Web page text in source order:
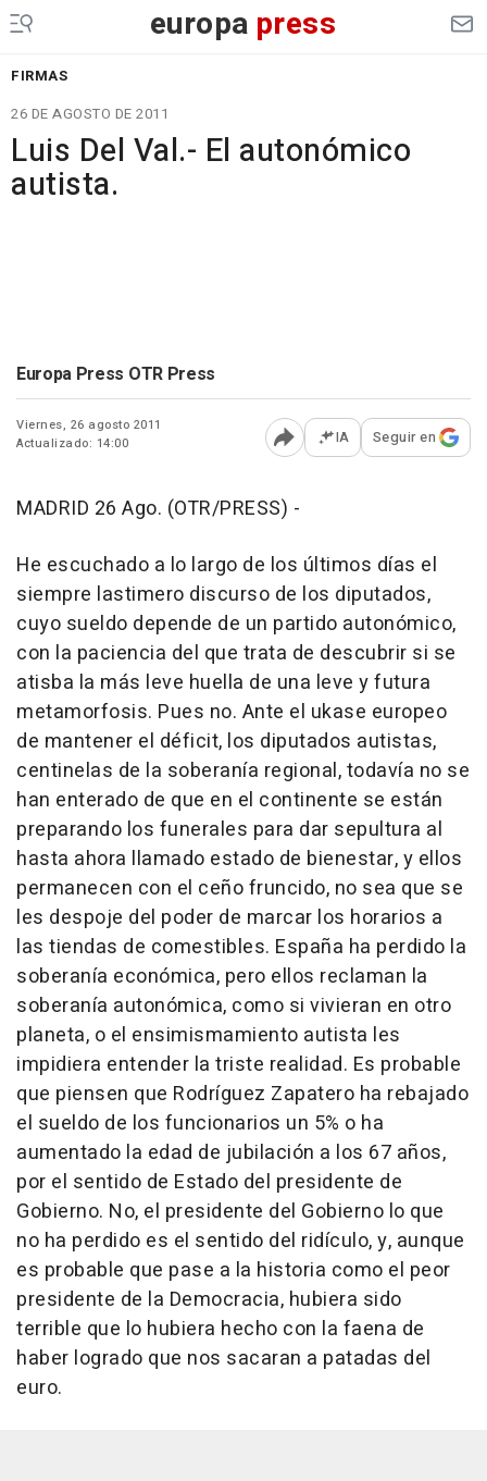
europa press
FIRMAS
26 DE AGOSTO DE 2011
Luis Del Val.- El autonómico
autista.
Europa Press OTR Press
Viernes, 26 agosto 2011
Actualizado: 14:00
Abrir opciones para
IA Seguir en
MADRID 26 Ago. (OTR/PRESS) -
He escuchado a lo largo de los últimos días el
siempre lastimero discurso de los diputados,
cuyo sueldo depende de un partido autonómico,
con la paciencia del que trata de descubrir si se
atisba la más leve huella de una leve y futura
metamorfosis. Pues no. Ante el ukase europeo
de mantener el déficit, los diputados autistas,
centinelas de la soberanía regional, todavía no se
han enterado de que en el continente se están
preparando los funerales para dar sepultura al
hasta ahora llamado estado de bienestar, y ellos
permanecen con el ceño fruncido, no sea que se
les despoje del poder de marcar los horarios a
las tiendas de comestibles. España ha perdido la
soberanía económica, pero ellos reclaman la
soberanía autonómica, como si vivieran en otro
planeta, o el ensimismamiento autista les
impidiera entender la triste realidad. Es probable
que piensen que Rodríguez Zapatero ha rebajado
el sueldo de los funcionarios un 5% o ha
aumentado la edad de jubilación a los 67 años,
por el sentido de Estado del presidente de
Gobierno. No, el presidente del Gobierno lo que
no ha perdido es el sentido del ridículo, y, aunque
es probable que pase a la historia como el peor
presidente de la Democracia, hubiera sido
terrible que lo hubiera hecho con la faena de
haber logrado que nos sacaran a patadas del
euro.